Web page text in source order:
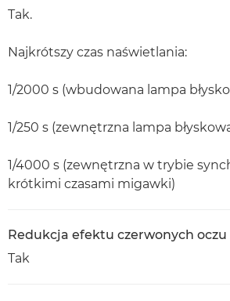
Tak.
Najkrótszy czas naświetlania:
1/2000 s (wbudowana lampa
1/250 s (zewnętrzna lampa
1/4000 s (zewnętrzna w trybie
krótkimi czasami migawki)
Redukcja efektu czerwonych oczu
Tak